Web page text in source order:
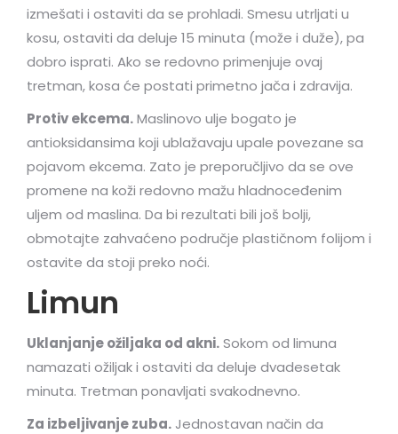
izmešati i ostaviti da se prohladi. Smesu utrljati u
kosu, ostaviti da deluje 15 minuta (može i duže), pa
dobro isprati. Ako se redovno primenjuje ovaj
tretman, kosa će postati primetno jača i zdravija.
Protiv ekcema.Maslinovo ulje bogato je
antioksidansima koji ublažavaju upale povezane sa
pojavom ekcema. Zato je preporučljivo da se ove
promene na koži redovno mažu hladnoceđenim
uljem od maslina. Da bi rezultati bili još bolji,
obmotajte zahvaćeno područje plastičnom folijom i
ostavite da stoji preko noći.
Limun
Uklanjanje ožiljaka od akni.Sokom od limuna
namazati ožiljak i ostaviti da deluje dvadesetak
minuta. Tretman ponavljati svakodnevno.
Za izbeljivanje zuba. Jednostavan način da